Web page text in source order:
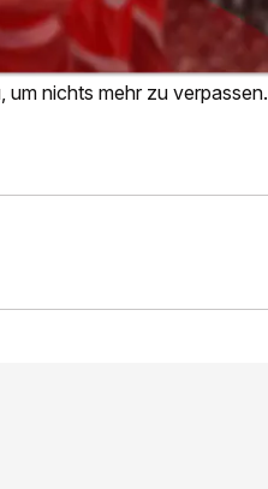
um nichts mehr zu verpassen.